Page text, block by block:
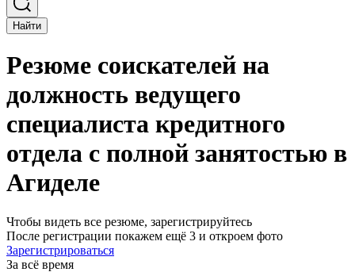
Найти
Резюме соискателей на
должность ведущего
специалиста кредитного
отдела с полной занятостью в
Агиделе
Чтобы видеть все резюме, зарегистрируйтесь
После регистрации покажем ещё 3 и откроем фото
Зарегистрироваться
За всё время